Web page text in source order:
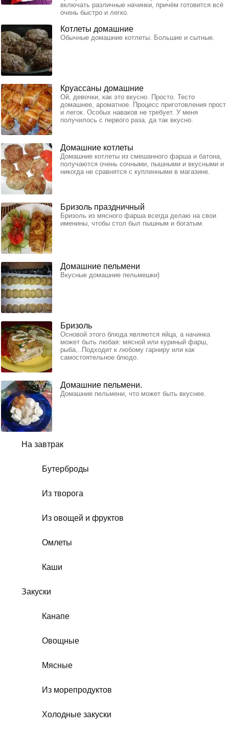
На завтрак
Бутерброды
Из творога
Из овощей и фруктов
Омлеты
Каши
Закуски
Канапе
Овощные
Мясные
Из морепродуктов
Холодные закуски
включать различные начинки, причём готовится всё
очень быстро и легко.
Котлеты домашние
Обычные домашние котлеты. Большие и сытные.
Круассаны домашние
Ой, девочки, как это вкусно. Просто. Тесто
домашнее, ароматное. Процесс приготовления прост
и легок. Особых наваков не требует. У меня
получилось с первого раза, да так вкусно.
Домашние котлеты
Домашние котлеты из смешанного фарша и батона,
получаются очень сочными, пышными и вкусными и
никогда не сравнятся с купленными в магазине.
Бризоль праздничный
Бризоль из мясного фарша всегда делаю на свои
именины, чтобы стол был пышным и богатым.
Домашние пельмени
Вкусные домашние пельмешки)
Бризоль
Основой этого блюда являются яйца, а начинка
может быть любая: мясной или куриный фарш,
рыба,..Подходит к любому гарниру или как
самостоятельное блюдо.
Домашние пельмени.
Домашние пельмени, что может быть вкуснее.